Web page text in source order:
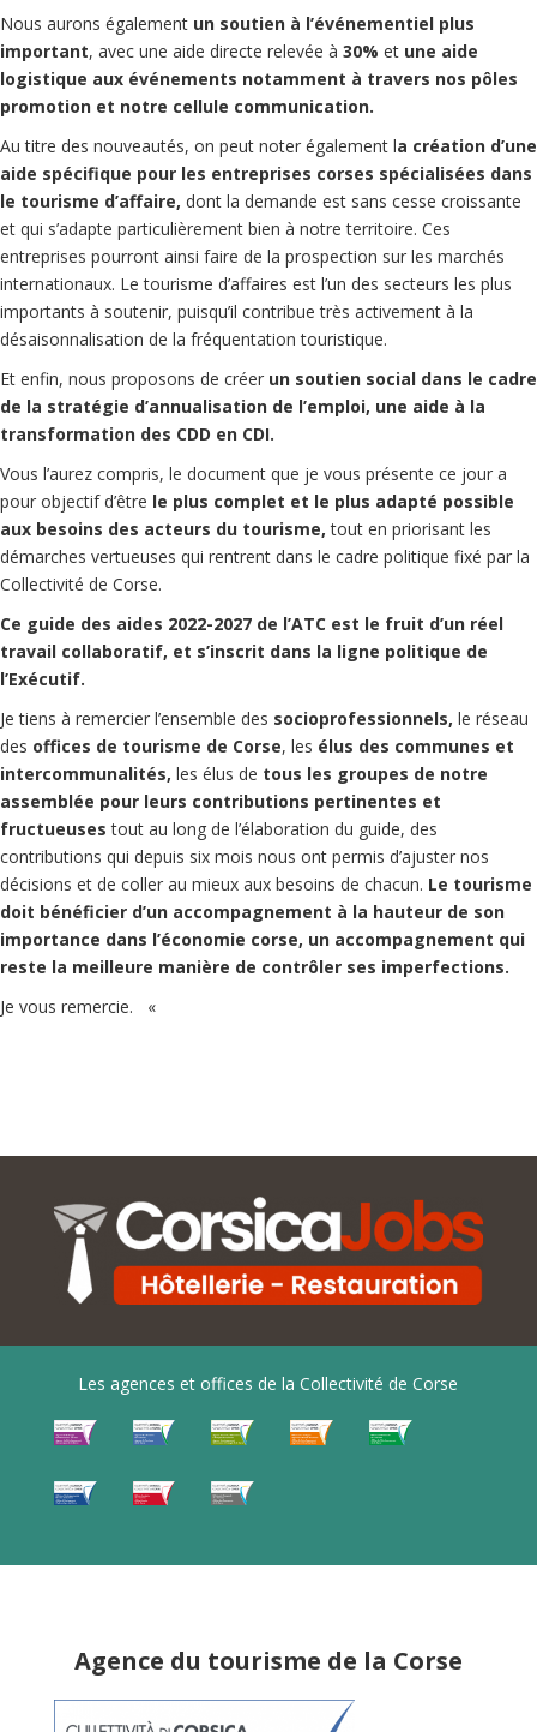
Nous aurons également un soutien à l’événementiel plus
important, avec une aide directe relevée à 30% et une aide
logistique aux événements notamment à travers nos pôles
promotion et notre cellule communication.
Au titre des nouveautés, on peut noter également la création d’une
aide spécifique pour les entreprises corses spécialisées dans
le tourisme d’affaire, dont la demande est sans cesse croissante
et qui s’adapte particulièrement bien à notre territoire. Ces
entreprises pourront ainsi faire de la prospection sur les marchés
internationaux. Le tourisme d’affaires est l’un des secteurs les plus
importants à soutenir, puisqu’il contribue très activement à la
désaisonnalisation de la fréquentation touristique.
Et enfin, nous proposons de créer un soutien social dans le cadre
de la stratégie d’annualisation de l’emploi, une aide à la
transformation des CDD en CDI.
Vous l’aurez compris, le document que je vous présente ce jour a
pour objectif d’être le plus complet et le plus adapté possible
aux besoins des acteurs du tourisme, tout en priorisant les
démarches vertueuses qui rentrent dans le cadre politique fixé par la
Collectivité de Corse.
Ce guide des aides 2022-2027 de l’ATC est le fruit d’un réel
travail collaboratif, et s’inscrit dans la ligne politique de
l’Exécutif.
Je tiens à remercier l’ensemble des socioprofessionnels, le réseau
des offices de tourisme de Corse, les élus des communes et
intercommunalités, les élus de tous les groupes de notre
assemblée pour leurs contributions pertinentes et
fructueuses tout au long de l’élaboration du guide, des
contributions qui depuis six mois nous ont permis d’ajuster nos
décisions et de coller au mieux aux besoins de chacun. Le tourisme
doit bénéficier d’un accompagnement à la hauteur de son
importance dans l’économie corse, un accompagnement qui
reste la meilleure manière de contrôler ses imperfections.
Je vous remercie.
«
Les agences et offices de la Collectivité de Corse
Agence du tourisme de la Corse